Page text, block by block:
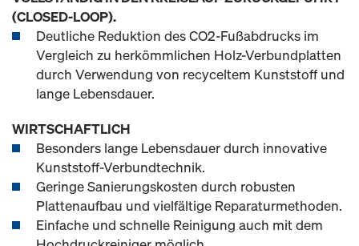
(CLOSED-LOOP).
Deutliche Reduktion des CO2-Fußabdrucks im
Vergleich zu herkömmlichen Holz-Verbundplatten
durch Verwendung von recyceltem Kunststoff und
lange Lebensdauer.
WIRTSCHAFTLICH
Besonders lange Lebensdauer durch innovative
Kunststoff-Verbundtechnik.
Geringe Sanierungskosten durch robusten
Plattenaufbau und vielfältige Reparaturmethoden.
Einfache und schnelle Reinigung auch mit dem